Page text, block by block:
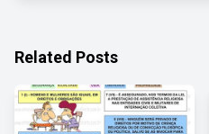
Related Posts